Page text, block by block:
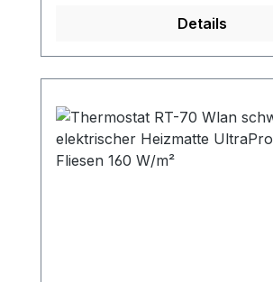
Details